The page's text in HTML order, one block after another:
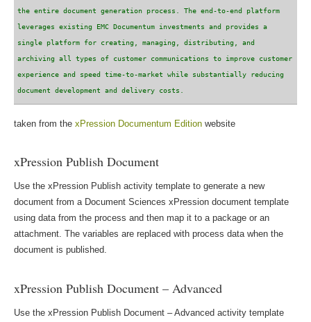
the entire document generation process. The end-to-end platform
leverages existing EMC Documentum investments and provides a
single platform for creating, managing, distributing, and
archiving all types of customer communications to improve customer
experience and speed time-to-market while substantially reducing
document development and delivery costs.
taken from the xPression Documentum Editionwebsite
xPression Publish Document
Use the xPression Publish activity template to generate a new
document from a Document Sciences xPression document template
using data from the process and then map it to a package or an
attachment. The variables are replaced with process data when the
document is published.
xPression Publish Document – Advanced
Use the xPression Publish Document – Advanced activity template